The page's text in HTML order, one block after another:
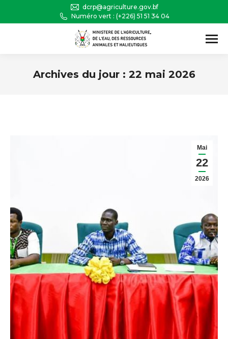
dcrp@agriculture.gov.bf
Numéro vert : (+226) 51 51 34 04
Archives du jour : 22 mai 2026
Mai
22
2026